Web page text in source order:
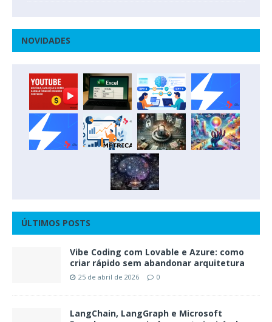
NOVIDADES
ÚLTIMOS POSTS
Vibe Coding com Lovable e Azure: como
criar rápido sem abandonar arquitetura
25 de abril de 2026 0
LangChain, LangGraph e Microsoft